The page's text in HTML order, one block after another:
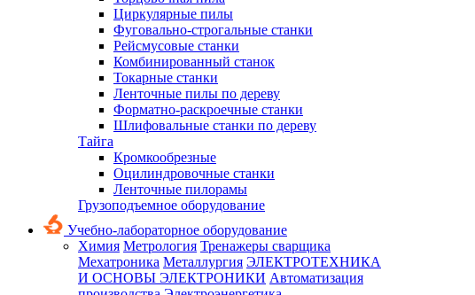
Циркулярные пилы
Фуговально-строгальные станки
Рейсмусовые станки
Комбинированный станок
Токарные станки
Ленточные пилы по дереву
Форматно-раскроечные станки
Шлифовальные станки по дереву
Тайга
Кромкообрезные
Оцилиндровочные станки
Ленточные пилорамы
Грузоподъемное оборудование
Учебно-лабораторное оборудование
Химия Метрология Тренажеры сварщика
Мехатроника Металлургия ЭЛЕКТРОТЕХНИКА
И ОСНОВЫ ЭЛЕКТРОНИКИ Автоматизация